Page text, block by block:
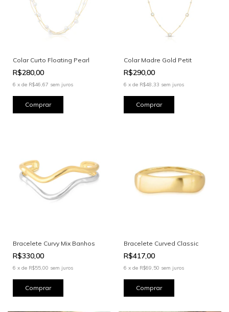
Colar Curto Floating Pearl
R$280,00
6 x de R$46,67 sem juros
Colar Madre Gold Petit
R$290,00
6 x de R$48,33 sem juros
Bracelete Curvy Mix Banhos
R$330,00
6 x de R$55,00 sem juros
Bracelete Curved Classic
R$417,00
6 x de R$69,50 sem juros